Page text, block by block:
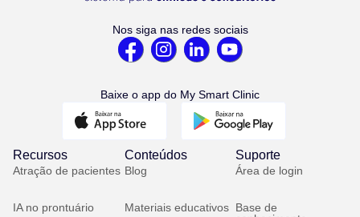
Nos siga nas redes sociais
Baixe o app do My Smart Clinic
Recursos
Atração de pacientes
IA no prontuário
Conteúdos
Blog
Materiais educativos
Suporte
Área de login
Base de